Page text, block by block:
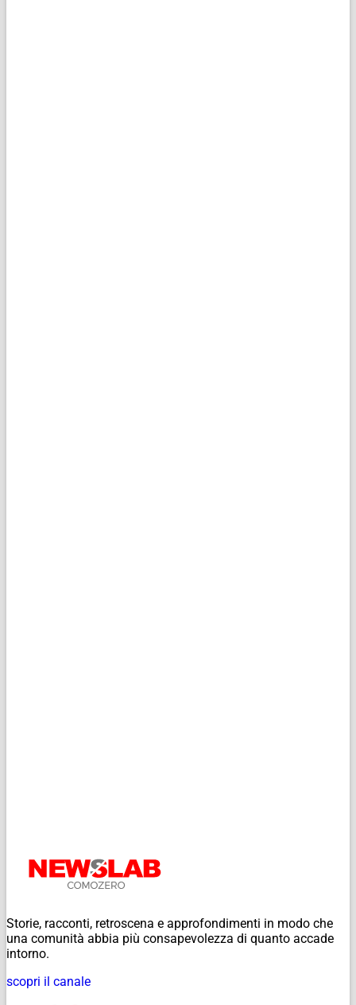
Storie, racconti, retroscena e approfondimenti in modo che
una comunità abbia più consapevolezza di quanto accade
intorno.
scopri il canale